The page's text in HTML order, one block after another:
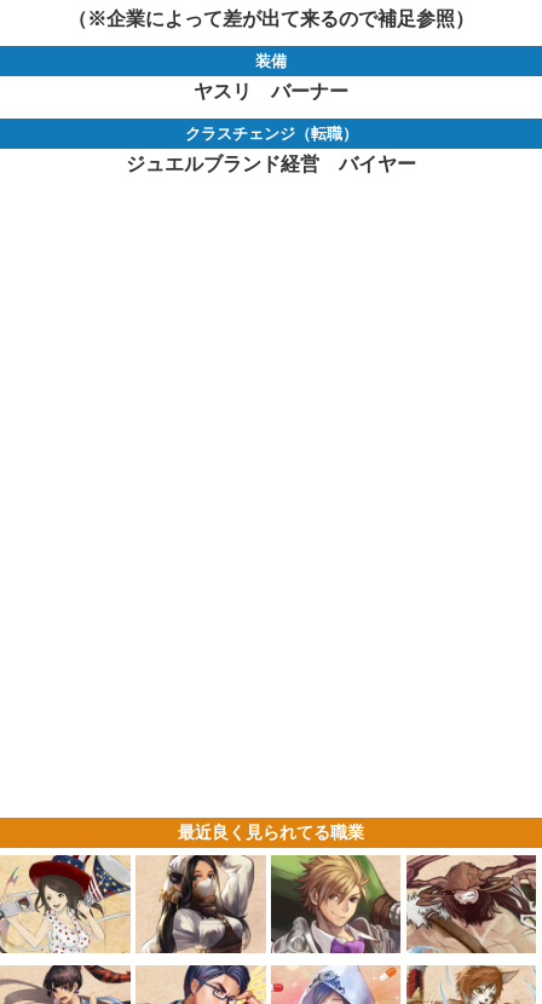
（※企業によって差が出て来るので補足参照）
装備
ヤスリ バーナー
クラスチェンジ（転職）
ジュエルブランド経営 バイヤー
最近良く見られてる職業